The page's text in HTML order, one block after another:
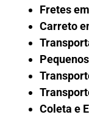
Fretes
Carreto
Coleta e